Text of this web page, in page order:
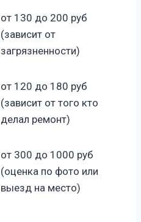
от 130 до 200 руб
(зависит от
загрязненности)
от 120 до 180 руб
(зависит от того кто
делал ремонт)
от 300 до 1000 руб
(оценка по фото или
выезд на место)